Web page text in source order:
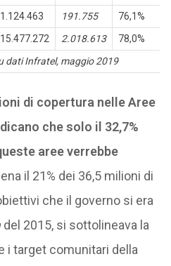
1.124.463 191.755
76,1%
15.477.272 2.018.613
78,0%
dati Infratel, maggio 2019
di copertura nelle Aree
che solo il 32,7%
aree verrebbe
il 21% dei 36,5 milioni di
che il governo si era
del 2015, si sottolineava la
i target comunitari della